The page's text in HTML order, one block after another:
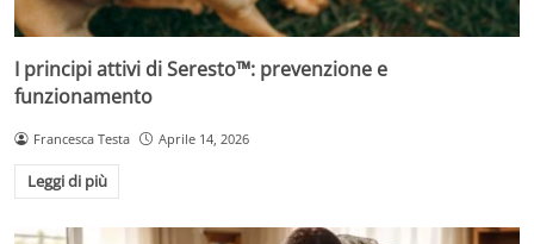
I principi attivi di Seresto™: prevenzione e
funzionamento
Francesca Testa Aprile 14, 2026
Leggi di più